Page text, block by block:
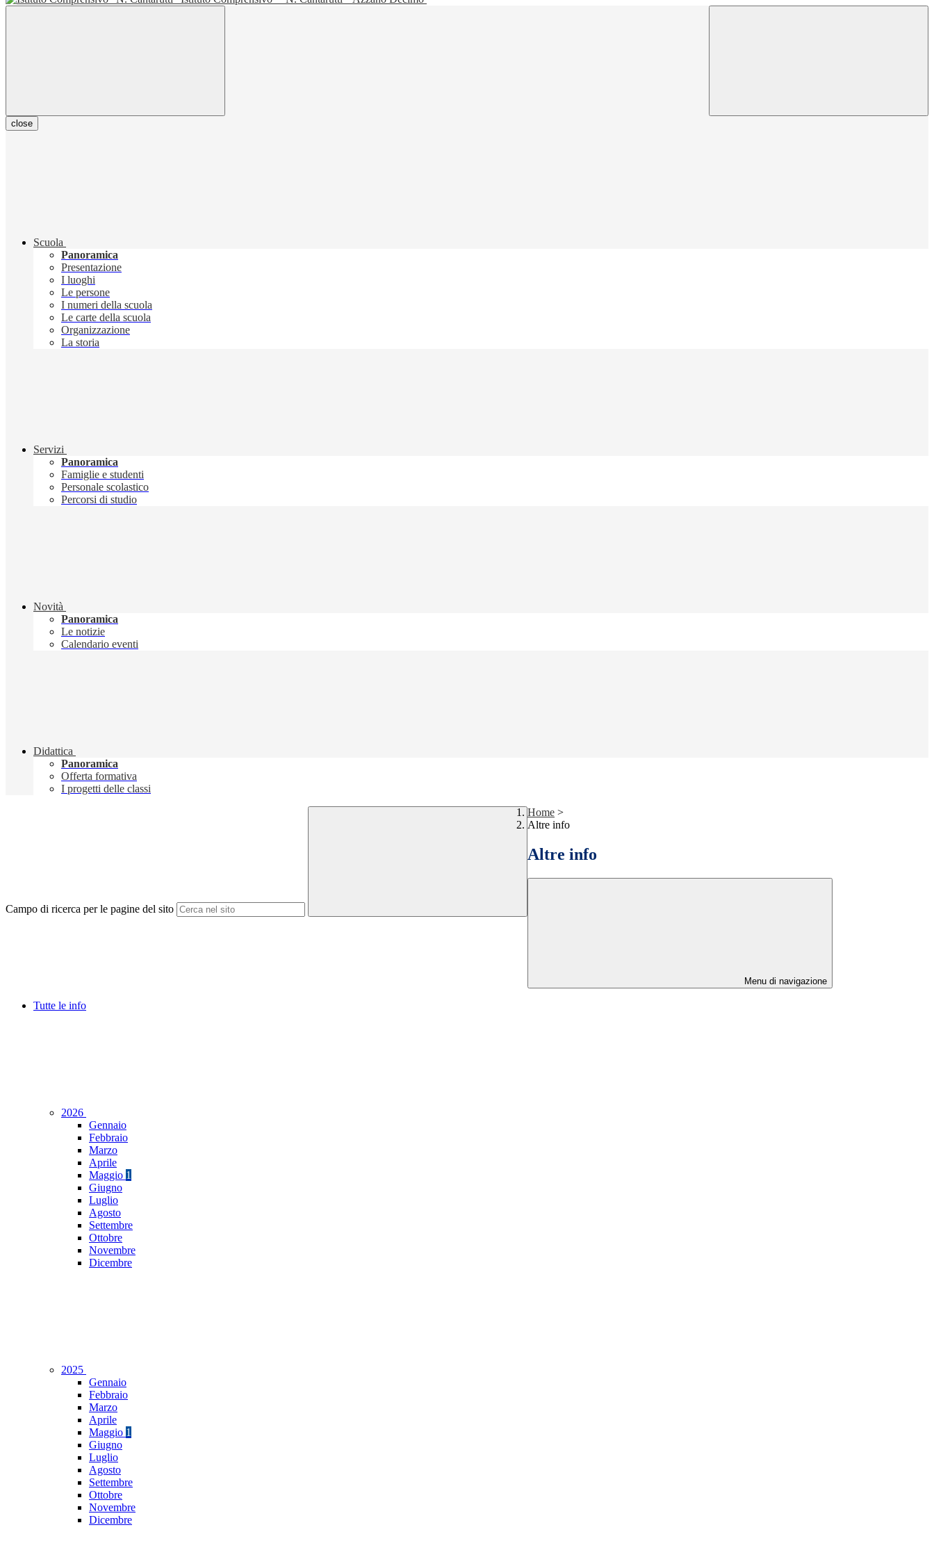
close
Scuola
Panoramica
Presentazione
I luoghi
Le persone
I numeri della scuola
Le carte della scuola
Organizzazione
La storia
Servizi
Panoramica
Famiglie e studenti
Personale scolastico
Percorsi di studio
Novità
Panoramica
Le notizie
Calendario eventi
Didattica
Panoramica
Offerta formativa
I progetti delle classi
Campo di ricerca per le pagine del sito
Home >
Altre info
Altre info
Menu di navigazione
Tutte le info
2026
Gennaio
Febbraio
Marzo
Aprile
Maggio 1
Giugno
Luglio
Agosto
Settembre
Ottobre
Novembre
Dicembre
2025
Gennaio
Febbraio
Marzo
Aprile
Maggio 1
Giugno
Luglio
Agosto
Settembre
Ottobre
Novembre
Dicembre